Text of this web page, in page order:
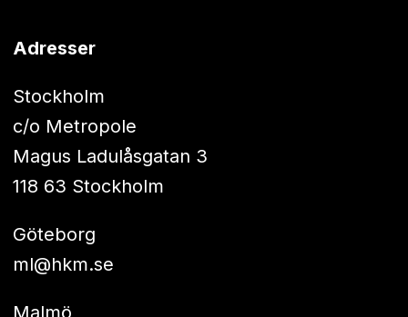
Adresser
Stockholm
c/o Metropole
Magus Ladulåsgatan 3
118 63 Stockholm
Göteborg
ml@hkm.se
Malmö